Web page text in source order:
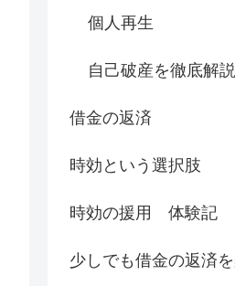
個人再生
自己破産を徹底解説
借金の返済
時効という選択肢
時効の援用 体験記
少しでも借金の返済